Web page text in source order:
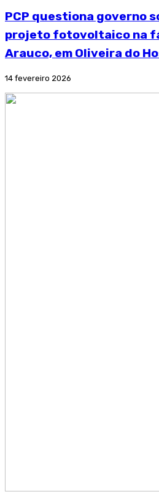
PCP questiona governo
projeto fotovoltaico na
Arauco, em Oliveira do
14 fevereiro 2026